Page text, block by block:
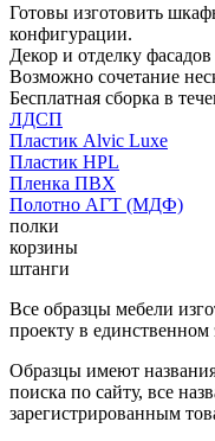
Готовы изготовить
конфигурации.
Декор и отделку
Возможно сочетание
Бесплатная сборка в
ЛДСП
Пластик Alvic Luxe
Пластик HPL
Пленка ПВХ
Полотно АГТ (МДФ)
полки
корзины
штанги
Все образцы мебели
проекту в единственном
Образцы имеют
поиска по сайту, все
зарегистрированным